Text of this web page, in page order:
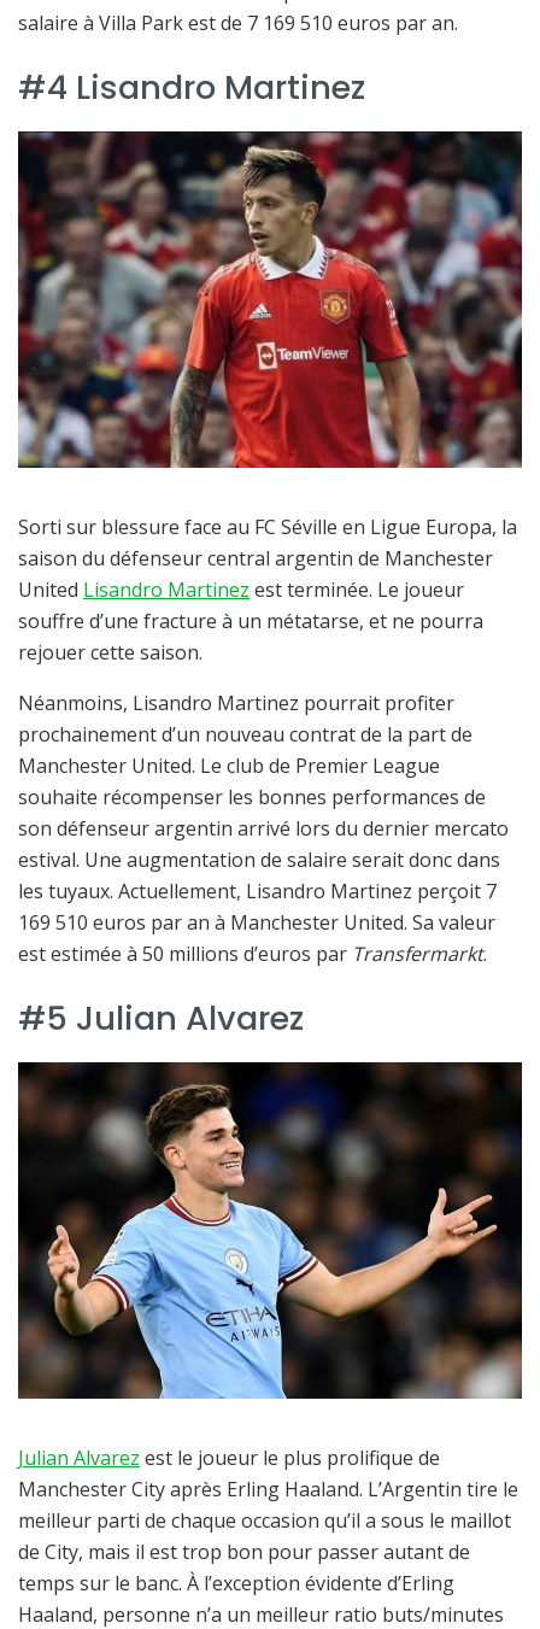
salaire à Villa Park est de 7 169 510 euros par an.
#4 Lisandro Martinez
Sorti sur blessure face au FC Séville en Ligue Europa, la
saison du défenseur central argentin de Manchester
United Lisandro Martinez est terminée. Le joueur
souffre d’une fracture à un métatarse, et ne pourra
rejouer cette saison.
Néanmoins, Lisandro Martinez pourrait profiter
prochainement d’un nouveau contrat de la part de
Manchester United. Le club de Premier League
souhaite récompenser les bonnes performances de
son défenseur argentin arrivé lors du dernier mercato
estival. Une augmentation de salaire serait donc dans
les tuyaux. Actuellement, Lisandro Martinez perçoit 7
169 510 euros par an à Manchester United. Sa valeur
est estimée à 50 millions d’euros par Transfermarkt.
#5 Julian Alvarez
Julian Alvarez est le joueur le plus prolifique de
Manchester City après Erling Haaland. L’Argentin tire le
meilleur parti de chaque occasion qu’il a sous le maillot
de City, mais il est trop bon pour passer autant de
temps sur le banc. À l’exception évidente d’Erling
Haaland, personne n’a un meilleur ratio buts/minutes